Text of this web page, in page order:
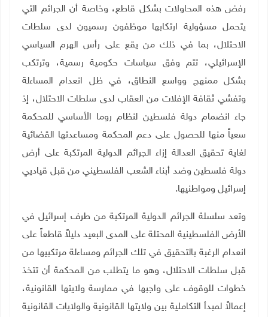
رفض هذه المحاولات بشكل قاطع، وخاصة أن الجرائم التي
يتحمل مسؤولية ارتكابها موظفون رسميون لدى سلطات
الاحتلال، بما في ذلك من يقع على رأس الهرم السياسي
الإسرائيلي، تتم وفق سياسات حكومية رسمية، وترتكب
بشكل ممنهج وواسع النطاق، في ظل انعدام المساءلة
وتفشي ثقافة الإفلات من العقاب لدى سلطات الاحتلال، إذ
جاء انضمام دولة فلسطين لنظام روما الأساسي للمحكمة
سعياً منها للحصول على دعم المحكمة ومساعدتها القضائية
لغاية تحقيق العدالة إزاء الجرائم الدولية المرتكبة على أرض
دولة فلسطين وضد أبناء الشعب الفلسطيني من قبل قياديي
إسرائيل ومواطنيها.
وتعد سلسلة الجرائم الدولية المرتكبة من طرف إسرائيل في
الأرض الفلسطينية المحتلة على المدى البعيد دليلاً قاطعاً على
انعدام الرغبة بالتحقيق في تلك الجرائم ومساءلة مرتكبيها من
قبل سلطات الاحتلال، وهو ما يتطلب من المحكمة أن تتخذ
خطوات للوقوف على واجبها في ممارسة ولايتها القانونية،
إعمالاً لمبدأ التكاملية بين ولايتها القانونية والولايات القانونية